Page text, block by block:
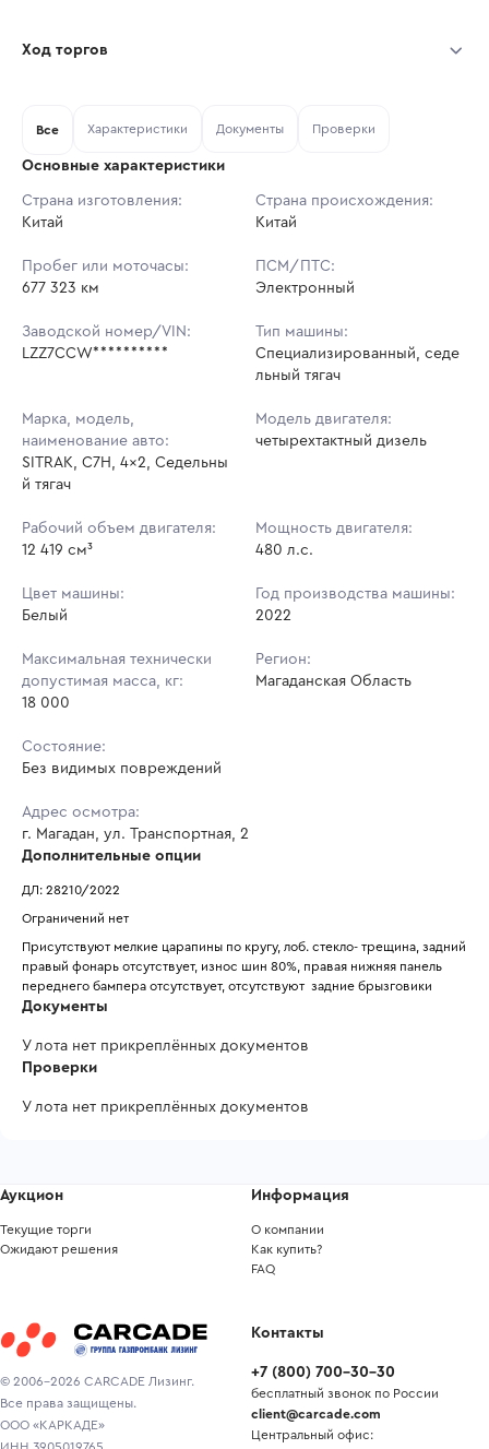
Тип аукциона: Открытые торги
Шаг торгов: 27 180 ₽
Кол-во ставок:
Ход торгов
Ставок не найдено
в аукционах
Все Характеристики Документы Проверки
Основные характеристики
Страна изготовления:
Китай
Страна происхождения:
Китай
Пробег или моточасы:
677 323 км
ПСМ/ПТС:
Электронный
Заводской номер/VIN:
LZZ7CCW**********
Тип машины:
Специализированный, седе
льный тягач
Марка, модель,
наименование авто:
SITRAK, C7H, 4x2, Седельны
й тягач
Модель двигателя:
четырехтактный дизель
Рабочий объем двигателя:
12 419 см³
Мощность двигателя:
480 л.с.
Цвет машины:
Белый
Год производства машины:
2022
Максимальная технически
допустимая масса, кг:
18 000
Регион:
Магаданская Область
Состояние:
Без видимых повреждений
Адрес осмотра:
г. Магадан, ул. Транспортная, 2
Дополнительные опции
ДЛ: 28210/2022
Ограничений нет
Присутствуют мелкие царапины по кругу, лоб. стекло- трещина, задний
правый фонарь отсутствует, износ шин 80%, правая нижняя панель
переднего бампера отсутствует, отсутствуют  задние брызговики
Документы
У лота нет прикреплённых документов
Проверки
У лота нет прикреплённых документов
© 2006-2026 CARCADE Лизинг.
Все права защищены.
ООО «КАРКАДЕ»
Аукцион
Текущие торги
Ожидают решения
Информация
О компании
Как купить?
FAQ
Контакты
+7 (800) 700-30-30
бесплатный звонок по России
client@carcade.com
Центральный офис: